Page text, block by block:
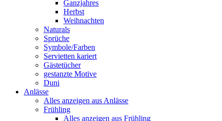
Ganzjahres
Herbst
Weihnachten
Naturals
Sprüche
Symbole/Farben
Servietten kariert
Gästetücher
gestanzte Motive
Duni
Anlässe
Alles anzeigen aus Anlässe
Frühling
Alles anzeigen aus Frühling